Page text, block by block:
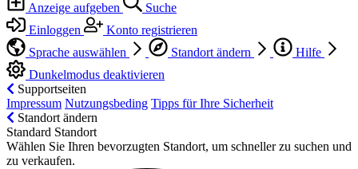
Anzeige aufgeben
Suche
Einloggen
Konto registrieren
Sprache auswählen
Standort ändern
Hilfe
Dunkelmodus deaktivieren
Supportseiten
Impressum Nutzungsbeding Tipps für Ihre Sicherheit
Standort ändern
Standard Standort
Wählen Sie Ihren bevorzugten Standort, um schneller zu suchen und
zu verkaufen.